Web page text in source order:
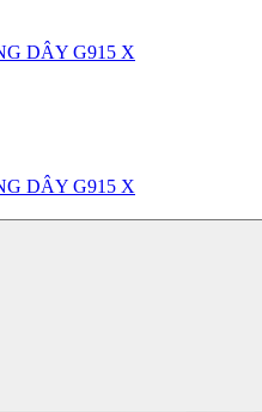
DÂY G915 X
DÂY G915 X